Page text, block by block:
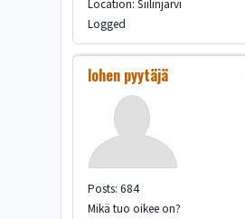
Location: Siilinjärvi
Logged
lohen pyytäjä
Posts: 684
Mikä tuo oikee on?